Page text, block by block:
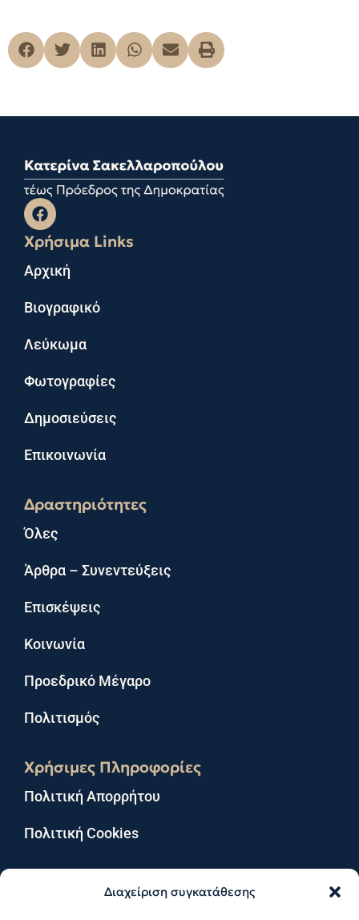
Διαχείριση συγκατάθεσης
Χρήσιμα Links
Αρχική
Βιογραφικό
Λεύκωμα
Φωτογραφίες
Δημοσιεύσεις
Επικοινωνία
Δραστηριότητες
Όλες
Άρθρα – Συνεντεύξεις
Επισκέψεις
Κοινωνία
Προεδρικό Μέγαρο
Πολιτισμός
Χρήσιμες Πληροφορίες
Πολιτική Απορρήτου
Πολιτική Cookies